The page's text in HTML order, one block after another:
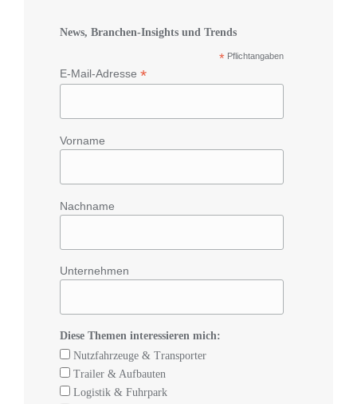
News, Branchen-Insights und Trends
* Pflichtangaben
E-Mail-Adresse *
Vorname
Nachname
Unternehmen
Diese Themen interessieren mich:
Nutzfahrzeuge & Transporter
Trailer & Aufbauten
Logistik & Fuhrpark